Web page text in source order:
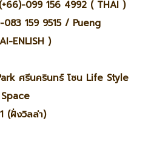
099 156 4992 ( THAI )
159 9515 / Pueng
ENLISH )
ศรีนครินทร์ โซน Life Style
Space
(ฝั่งวิลล่า)